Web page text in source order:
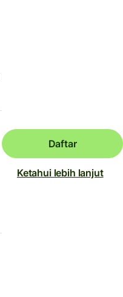
Daftar
Ketahui lebih lanjut